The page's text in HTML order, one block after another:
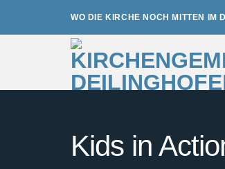
WO DIE KIRCHE NOCH MITTEN IM
Kids in